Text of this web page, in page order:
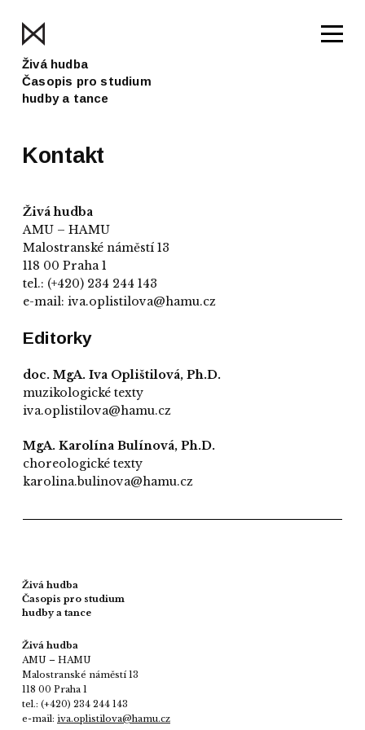
Živá hudba
Časopis pro studium
hudby a tance
Kontakt
Živá hudba
AMU – HAMU
Malostranské náměstí 13
118 00 Praha 1
tel.: (+420) 234 244 143
e-mail: iva.oplistilova@hamu.cz
Editorky
doc. MgA. Iva Oplištilová, Ph.D.
muzikologické texty
iva.oplistilova@hamu.cz
MgA. Karolína Bulínová, Ph.D.
choreologické texty
karolina.bulinova@hamu.cz
Živá hudba
Časopis pro studium
hudby a tance
Živá hudba
AMU – HAMU
Malostranské náměstí 13
118 00 Praha 1
tel.: (+420) 234 244 143
e-mail: iva.oplistilova@hamu.cz